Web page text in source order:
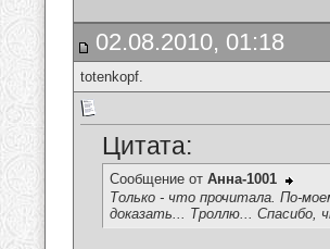
02.08.2010, 01:18
totenkopf.
Цитата:
Сообщение от Анна-1001
Только - что прочитала. По-
доказать... Троллю... Спасибо,